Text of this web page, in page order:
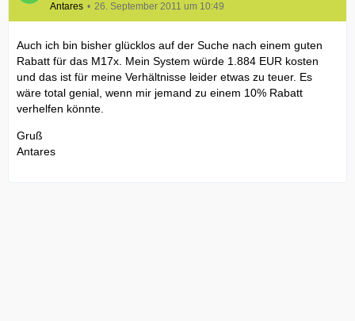
Antares 26. September 2011 um 10:49
Auch ich bin bisher glücklos auf der Suche nach einem guten
Rabatt für das M17x. Mein System würde 1.884 EUR kosten
und das ist für meine Verhältnisse leider etwas zu teuer. Es
wäre total genial, wenn mir jemand zu einem 10% Rabatt
verhelfen könnte.
Gruß
Antares